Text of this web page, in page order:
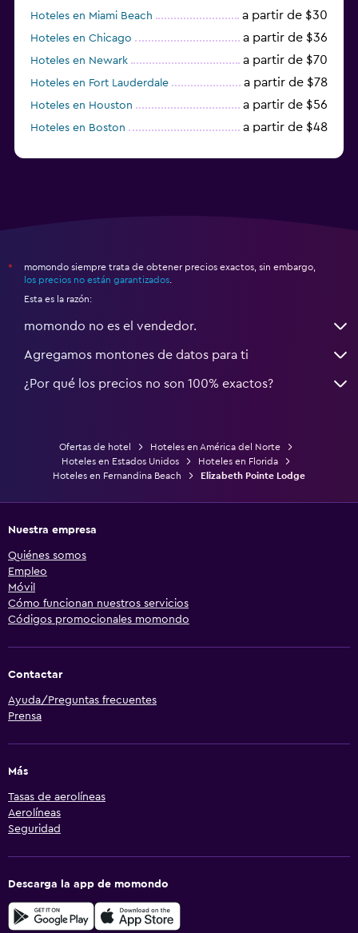
Hoteles en Miami Beach a partir de $30
Hoteles en Chicago a partir de $36
Hoteles en Newark a partir de $70
Hoteles en Fort Lauderdale a partir de $78
Hoteles en Houston a partir de $56
Hoteles en Boston a partir de $48
*
momondo siempre trata de obtener precios exactos, sin embargo,
los precios no están garantizados
Esta es la razón:
momondo no es el vendedor.
Agregamos montones de datos para ti
¿Por qué los precios no son 100% exactos?
Ofertas de hotel
Hoteles en América del Norte
Hoteles en Estados Unidos
Hoteles en Florida
Hoteles en Fernandina Beach
Elizabeth Pointe Lodge
Nuestra empresa
Quiénes somos
Empleo
Móvil
Cómo funcionan nuestros servicios
Códigos promocionales momondo
Contactar
Ayuda/Preguntas frecuentes
Prensa
Más
Tasas de aerolíneas
Aerolíneas
Seguridad
Descarga la app de momondo